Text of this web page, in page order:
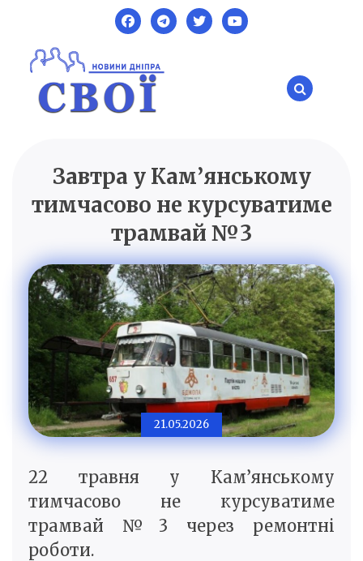
content
SVOI.DP.UA
Новини Дніпра
Завтра у Кам’янському
тимчасово не курсуватиме
трамвай №3
21.05.2026
22 травня у Кам’янському
тимчасово не курсуватиме
трамвай №3 через ремонтні
роботи.